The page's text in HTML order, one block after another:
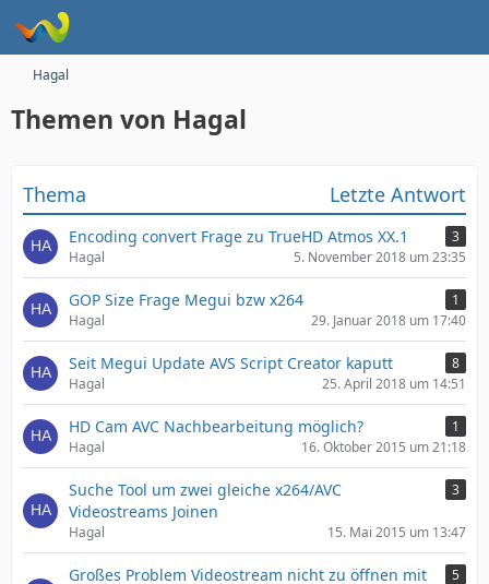
Hagal
Themen von Hagal
Thema Letzte Antwort
Encoding convert Frage zu TrueHD Atmos XX.1
3
Hagal
5. November 2018 um 23:35
GOP Size Frage Megui bzw x264
1
Hagal
29. Januar 2018 um 17:40
Seit Megui Update AVS Script Creator kaputt
8
Hagal
25. April 2018 um 14:51
HD Cam AVC Nachbearbeitung möglich?
1
Hagal
16. Oktober 2015 um 21:18
Suche Tool um zwei gleiche x264/AVC
Videostreams Joinen
3
Hagal 15. Mai 2015 um 13:47
Großes Problem Videostream nicht zu öffnen mit
5